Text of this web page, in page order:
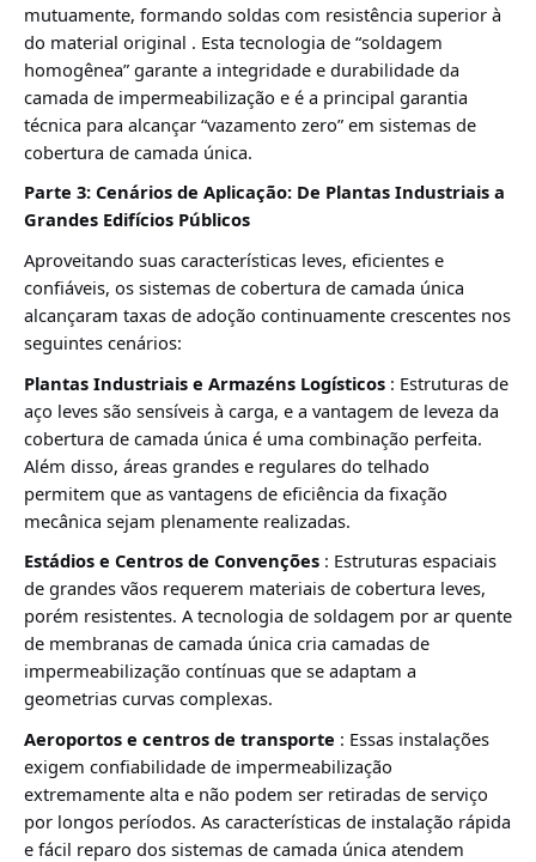
mutuamente, formando soldas com resistência superior à
do material original . Esta tecnologia de “soldagem
homogênea” garante a integridade e durabilidade da
camada de impermeabilização e é a principal garantia
técnica para alcançar “vazamento zero” em sistemas de
cobertura de camada única.
Parte 3: Cenários de Aplicação: De Plantas Industriais a
Grandes Edifícios Públicos
Aproveitando suas características leves, eficientes e
confiáveis, os sistemas de cobertura de camada única
alcançaram taxas de adoção continuamente crescentes nos
seguintes cenários:
Plantas Industriais e Armazéns Logísticos : Estruturas de
aço leves são sensíveis à carga, e a vantagem de leveza da
cobertura de camada única é uma combinação perfeita.
Além disso, áreas grandes e regulares do telhado
permitem que as vantagens de eficiência da fixação
mecânica sejam plenamente realizadas.
Estádios e Centros de Convenções : Estruturas espaciais
de grandes vãos requerem materiais de cobertura leves,
porém resistentes. A tecnologia de soldagem por ar quente
de membranas de camada única cria camadas de
impermeabilização contínuas que se adaptam a
geometrias curvas complexas.
Aeroportos e centros de transporte : Essas instalações
exigem confiabilidade de impermeabilização
extremamente alta e não podem ser retiradas de serviço
por longos períodos. As características de instalação rápida
e fácil reparo dos sistemas de camada única atendem